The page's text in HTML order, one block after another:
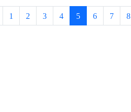
1 2 3 4 5(current)
6 7 8